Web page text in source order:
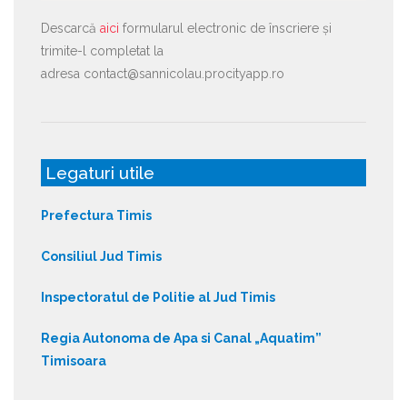
Descarcă aici formularul electronic de înscriere și
trimite-l completat la
adresa contact@sannicolau.procityapp.ro
Legaturi utile
Prefectura Timis
Consiliul Jud Timis
Inspectoratul de Politie al Jud Timis
Regia Autonoma de Apa si Canal „Aquatim”
Timisoara